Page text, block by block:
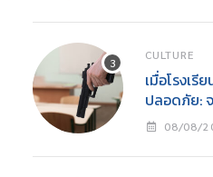
CULTURE
เมื่อโรงเรี
ปลอดภัย:
เลว และโศ
08/08/